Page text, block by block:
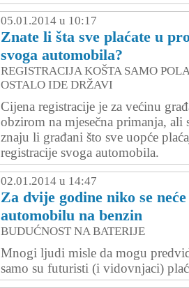
05.01.2014 u 10:17
Znate li šta sve plaćate u
svoga automobila?
REGISTRACIJA KOŠTA SAMO
OSTALO IDE DRŽAVI
Cijena registracije je za većinu
obzirom na mjesečna primanja, ali
znaju li građani što sve uopće
registracije svoga automobila.
02.01.2014 u 14:47
Za dvije godine niko se
automobilu na benzin
BUDUĆNOST NA BATERIJE
Mnogi ljudi misle da mogu
samo su futuristi (i vidovnjaci)